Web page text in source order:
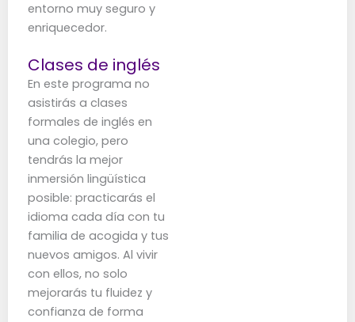
entorno muy seguro y
enriquecedor.
Clases de inglés
En este programa no
asistirás a clases
formales de inglés en
una colegio, pero
tendrás la mejor
inmersión lingüística
posible: practicarás el
idioma cada día con tu
familia de acogida y tus
nuevos amigos. Al vivir
con ellos, no solo
mejorarás tu fluidez y
confianza de forma